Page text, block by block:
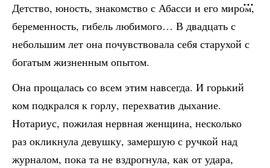
Детство, юность, знакомство с Абасси и его миром,
беременность, гибель любимого… В двадцать с
небольшим лет она почувствовала себя старухой с
богатым жизненным опытом.
Она прощалась со всем этим навсегда. И горький
ком подкрался к горлу, перехватив дыхание.
Нотариус, пожилая нервная женщина, несколько
раз окликнула девушку, замершую с ручкой над
журналом, пока та не вздрогнула, как от удара,